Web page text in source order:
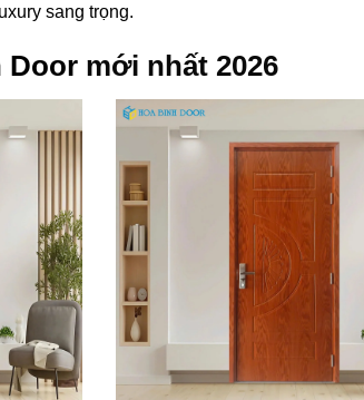
sang trọng.
Door mới nhất 2026